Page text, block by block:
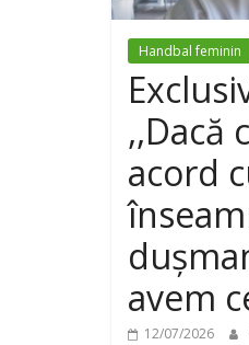
Handbal feminin
,,Dacă
acord
avem
12/07/2026